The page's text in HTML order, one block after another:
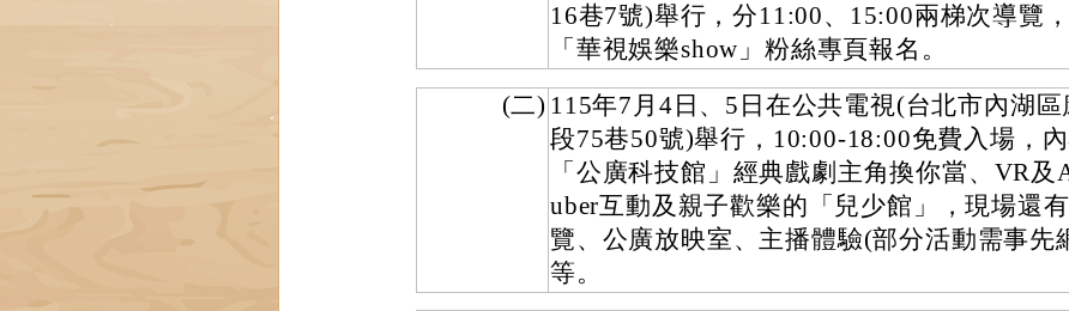
16巷7號)舉行，分11:00、15:00兩梯次導覽
「華視娛樂show」粉絲專頁報名。
(二) 115年7月4日、5日在公共電視(台北市內湖區
段75巷50號)舉行，10:00-18:00免費入場，
「公廣科技館」經典戲劇主角換你當、VR
uber互動及親子歡樂的「兒少館」，現場還
覽、公廣放映室、主播體驗(部分活動需事先
等。